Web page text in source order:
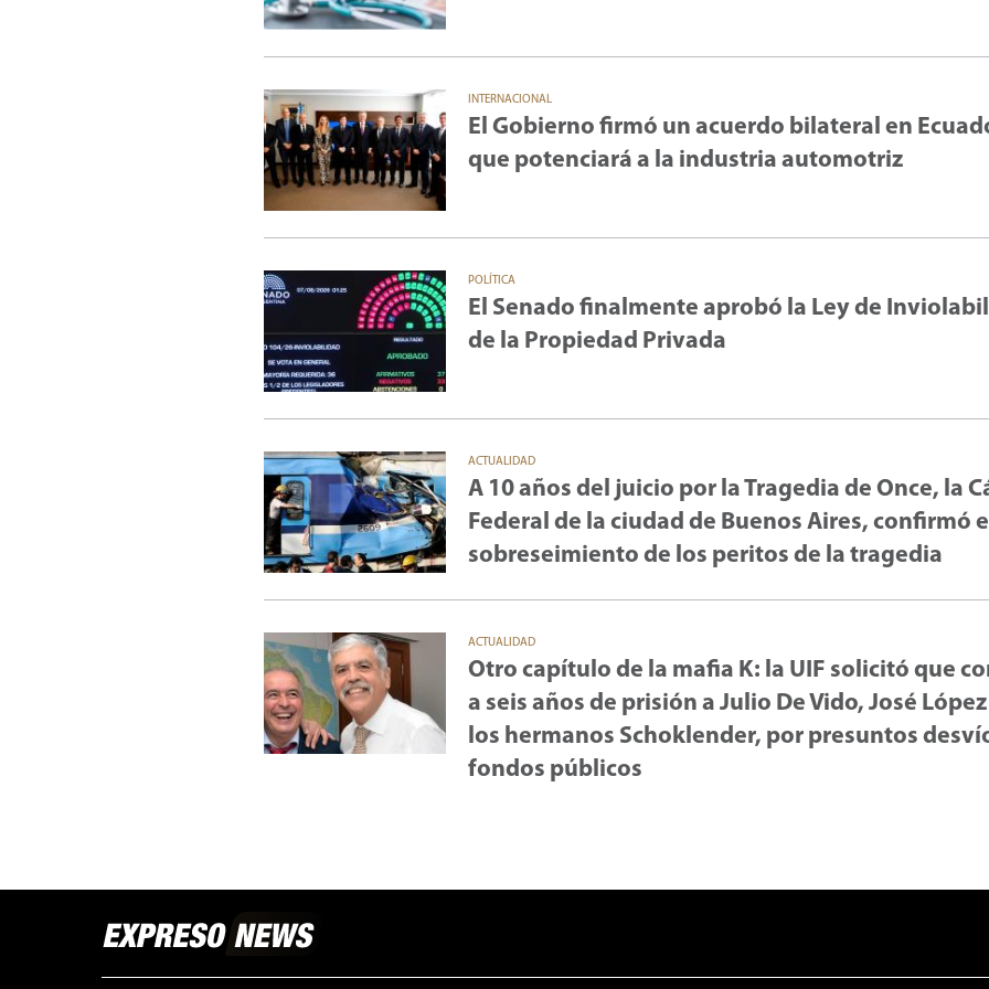
INTERNACIONAL
El Gobierno firmó un acuerdo bilateral en
que potenciará a la industria automotriz
POLÍTICA
El Senado finalmente aprobó la Ley de
de la Propiedad Privada
ACTUALIDAD
A 10 años del juicio por la Tragedia de Once, la
Federal de la ciudad de Buenos Aires, confirmó
sobreseimiento de los peritos de la tragedia
ACTUALIDAD
Otro capítulo de la mafia K: la UIF solicitó que
a seis años de prisión a Julio De Vido, José López
los hermanos Schoklender, por presuntos
fondos públicos